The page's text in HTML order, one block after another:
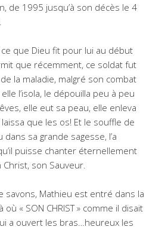
de 1995 jusqu’à son décès le 4
ce que Dieu fit pour lui au début
que récemment, ce soldat fut
la maladie, malgré son combat
l’isola, le dépouilla peu à peu
elle eut sa peau, elle enleva
que les os! Et le souffle de
sa grande sagesse, l’a
puisse chanter éternellement
son Sauveur.
savons, Mathieu est entré dans la
où « SON CHRIST » comme il disait
a ouvert les bras…heureux les